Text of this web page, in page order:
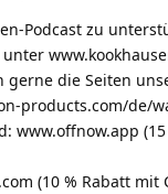
Podcast zu
unter
gerne die Seiten
products.com/de/
www.offnow.app
(10 % Rabatt mit